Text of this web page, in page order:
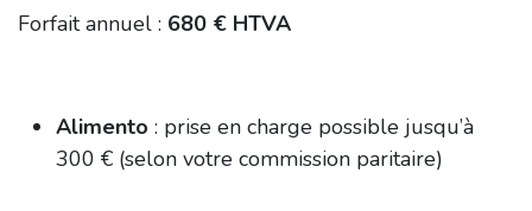
Forfait annuel : 680 € HTVA
Alimento : prise en charge possible jusqu’à
300 € (selon votre commission paritaire)